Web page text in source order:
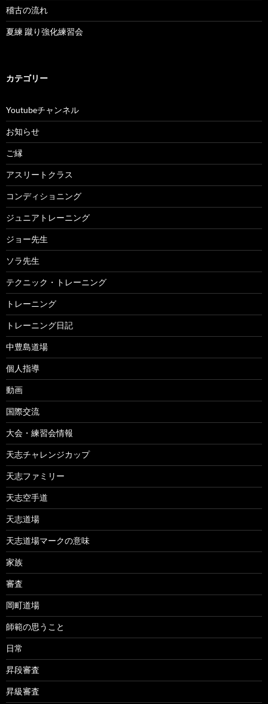
稽古の流れ
夏練 蹴り強化練習会
カテゴリー
Youtubeチャンネル
お知らせ
ご縁
アスリートクラス
コンディショニング
ジュニアトレーニング
ジョー先生
ソラ先生
テクニック・トレーニング
トレーニング
トレーニング日記
中豊島道場
個人指導
動画
国際交流
大会・練習会情報
天志チャレンジカップ
天志ファミリー
天志空手道
天志道場
天志道場マークの意味
家族
審査
岡町道場
師範の思うこと
日常
昇段審査
昇級審査